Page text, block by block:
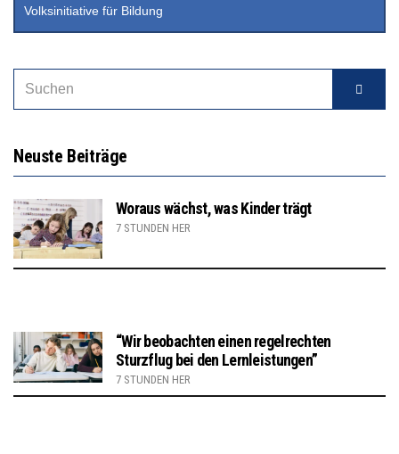
Volksinitiative für Bildung
Neuste Beiträge
Woraus wächst, was Kinder trägt
7 STUNDEN HER
“Wir beobachten einen regelrechten
Sturzflug bei den Lernleistungen”
7 STUNDEN HER